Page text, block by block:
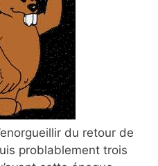
du retour de
problablement trois